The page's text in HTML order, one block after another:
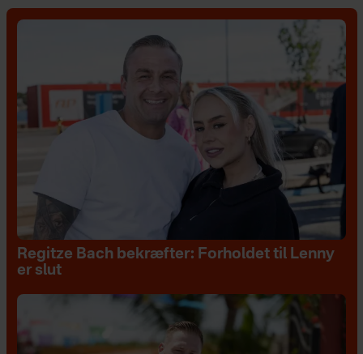
Regitze Bach bekræfter: Forholdet til Lenny
er slut